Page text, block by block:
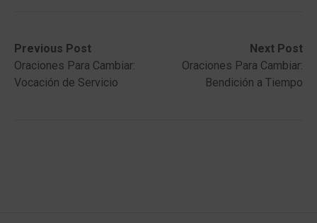
Post
navigation
Previous Post
Previous
post:Oraciones Para Cambiar:
Vocación de Servicio
Next Post
Next
post:
Oraciones Para Cambiar:
Bendición a Tiempo